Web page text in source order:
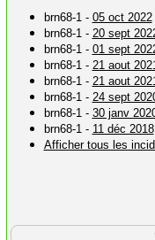
brn68-1 - 05 oct 2022
brn68-1 - 20 sept
brn68-1 - 01 sept
brn68-1 - 21 aout
brn68-1 - 21 aout
brn68-1 - 24 sept
brn68-1 - 30 janv
brn68-1 - 11 déc 2018
Afficher tous les